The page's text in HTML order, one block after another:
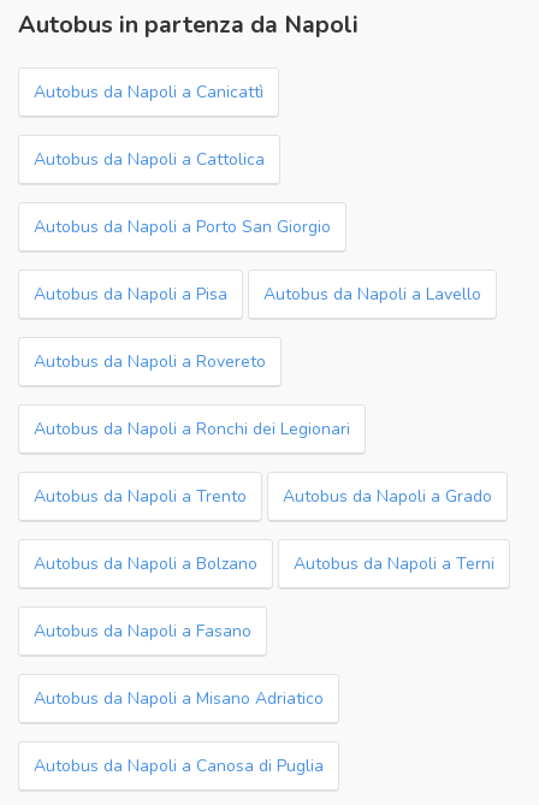
Autobus in partenza da Napoli
Autobus da Napoli a Canicattì
Autobus da Napoli a Cattolica
Autobus da Napoli a Porto San Giorgio
Autobus da Napoli a Pisa Autobus da Napoli a Lavello
Autobus da Napoli a Rovereto
Autobus da Napoli a Ronchi dei Legionari
Autobus da Napoli a Trento Autobus da Napoli a Grado
Autobus da Napoli a Bolzano Autobus da Napoli a Terni
Autobus da Napoli a Fasano
Autobus da Napoli a Misano Adriatico
Autobus da Napoli a Canosa di Puglia